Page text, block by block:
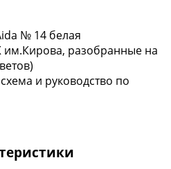
№ 14 белая
разобранные на
и руководство по